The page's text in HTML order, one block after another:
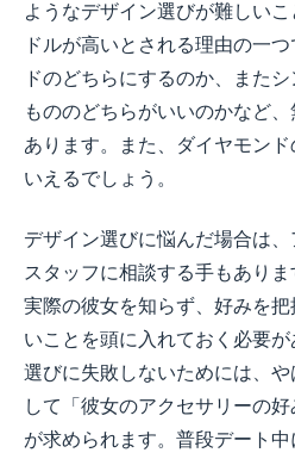
ようなデザイン選びが難しい
ドルが高いとされる理由の一
ドのどちらにするのか、また
もののどちらがいいのかなど
あります。また、ダイヤモン
いえるでしょう。
デザイン選びに悩んだ場合は
スタッフに相談する手もあり
実際の彼女を知らず、好みを
いことを頭に入れておく必要
選びに失敗しないためには、
して「彼女のアクセサリーの
が求められます。普段デート